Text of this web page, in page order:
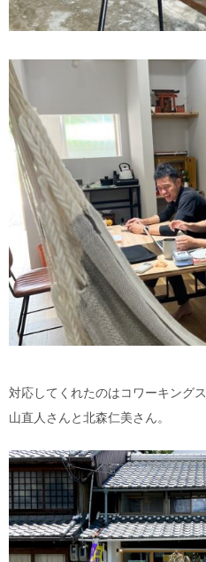
対応してくれたのはコワーキング
山直人さんと北森仁美さん。